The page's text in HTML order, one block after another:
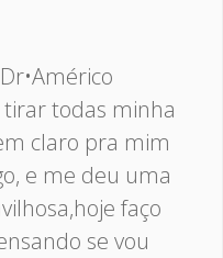
tirar todas minha
claro pra mim
e me deu uma
faço
se vou